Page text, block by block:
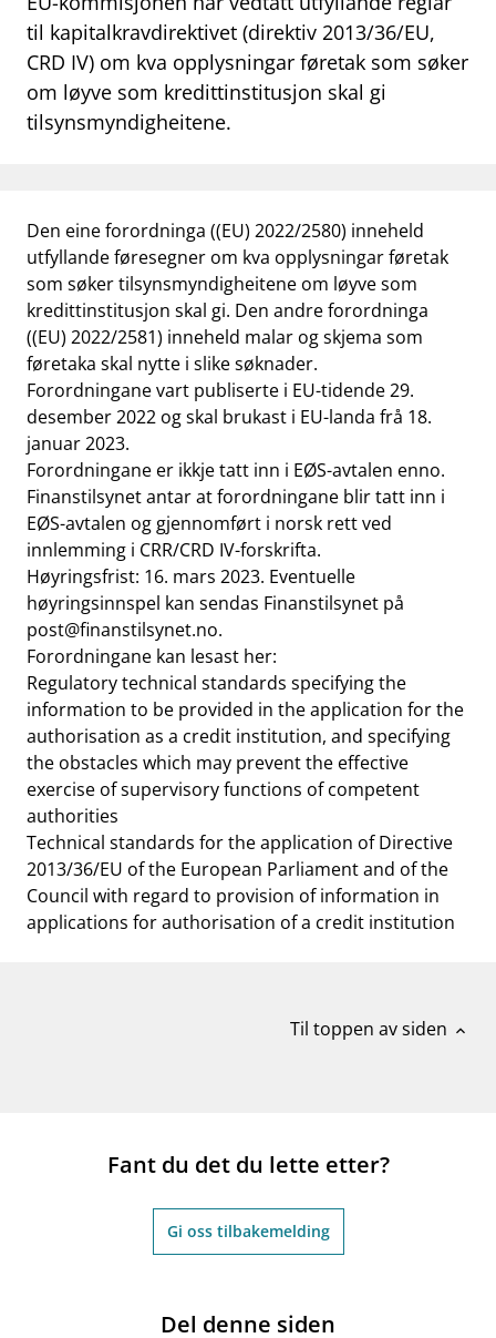
work_outlineJobb hos oss
dashboard Informasjon for investorer
notifications_noneAbonner på nyhetsvarsel
til kapitalkravdirektivet (direktiv 2013/36/EU,
CRD IV) om kva opplysningar føretak som søker
om løyve som kredittinstitusjon skal gi
tilsynsmyndigheitene.
Den eine forordninga ((EU) 2022/2580) inneheld
utfyllande føresegner om kva opplysningar føretak
som søker tilsynsmyndigheitene om løyve som
kredittinstitusjon skal gi. Den andre forordninga
((EU) 2022/2581) inneheld malar og skjema som
føretaka skal nytte i slike søknader.
Forordningane vart publiserte i EU-tidende 29.
desember 2022 og skal brukast i EU-landa frå 18.
januar 2023.
Forordningane er ikkje tatt inn i EØS-avtalen enno.
Finanstilsynet antar at forordningane blir tatt inn i
EØS-avtalen og gjennomført i norsk rett ved
innlemming i CRR/CRD IV-forskrifta.
Høyringsfrist: 16. mars 2023. Eventuelle
høyringsinnspel kan sendas Finanstilsynet på
post@finanstilsynet.no.
Forordningane kan lesast her:
Regulatory technical standards specifying the
information to be provided in the application for the
authorisation as a credit institution, and specifying
the obstacles which may prevent the effective
exercise of supervisory functions of competent
authorities
Technical standards for the application of Directive
2013/36/EU of the European Parliament and of the
Council with regard to provision of information in
applications for authorisation of a credit institution
Til toppen av siden expand_less
Fant du det du lette etter?
Gi oss tilbakemelding
Del denne siden